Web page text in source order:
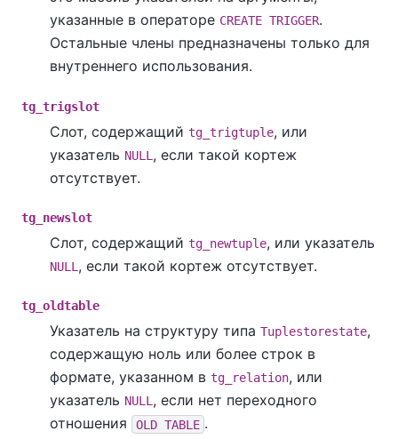
указанные в операторе CREATE TRIGGER.
Остальные члены предназначены только для
внутреннего использования.
tg_trigslot
Слот, содержащий tg_trigtuple, или
указатель NULL , если такой кортеж
отсутствует.
tg_newslot
Слот, содержащий tg_newtuple, или указатель
NULL , если такой кортеж отсутствует.
tg_oldtable
Указатель на структуру типа Tuplestorestate,
содержащую ноль или более строк в
формате, указанном в tg_relation, или
указатель NULL, если нет переходного
отношения
OLD TABLE .